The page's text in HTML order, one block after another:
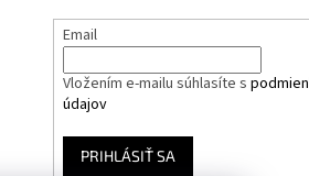
Email
Vložením e-mailu súhlasíte s
údajov
PRIHLÁSIŤ SA